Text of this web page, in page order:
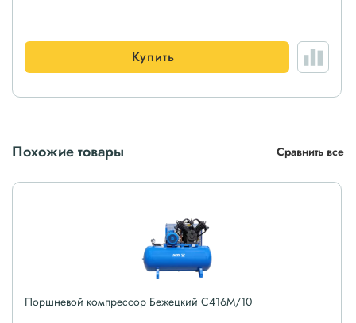
Купить
Похожие товары Сравнить все
Поршневой компрессор Бежецкий С416М/10